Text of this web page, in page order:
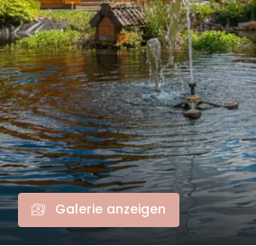
Galerie anzeigen